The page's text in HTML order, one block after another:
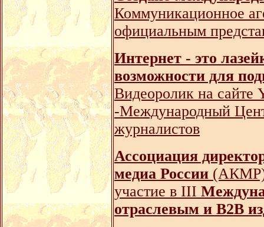
Коммуникационное
официальным
Интернет - это
возможности для
Видеоролик на сайте
-Международный
журналистов
Ассоциация
медиа России (АКМР)
участие в III
отраслевым и B2B